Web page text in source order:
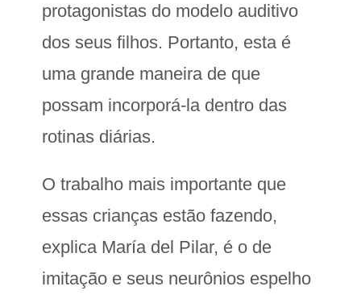
protagonistas do modelo auditivo
dos seus filhos. Portanto, esta é
uma grande maneira de que
possam incorporá-la dentro das
rotinas diárias.
O trabalho mais importante que
essas crianças estão fazendo,
explica María del Pilar, é o de
imitação e seus neurônios espelho